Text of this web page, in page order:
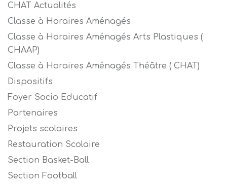
CHAT Actualités
Classe à Horaires Aménagés
Classe à Horaires Aménagés Arts Plastiques (
CHAAP)
Classe à Horaires Aménagés Théâtre ( CHAT)
Dispositifs
Foyer Socio Educatif
Partenaires
Projets scolaires
Restauration Scolaire
Section Basket-Ball
Section Football